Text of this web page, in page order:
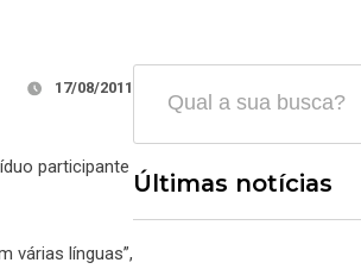
17/08/2011
participante
várias línguas”,
Últimas notícias